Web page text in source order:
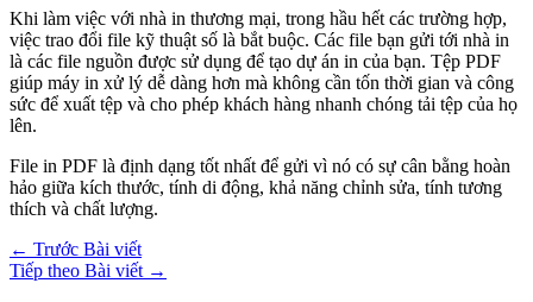
Khi làm việc với nhà in thương mại, trong hầu hết các trường hợp,
việc trao đổi file kỹ thuật số là bắt buộc. Các file bạn gửi tới nhà in
là các file nguồn được sử dụng để tạo dự án in của bạn. Tệp PDF
giúp máy in xử lý dễ dàng hơn mà không cần tốn thời gian và công
sức để xuất tệp và cho phép khách hàng nhanh chóng tải tệp của họ
lên.
File in PDF là định dạng tốt nhất để gửi vì nó có sự cân bằng hoàn
hảo giữa kích thước, tính di động, khả năng chỉnh sửa, tính tương
thích và chất lượng.
← Trước Bài viết
Tiếp theo Bài viết →